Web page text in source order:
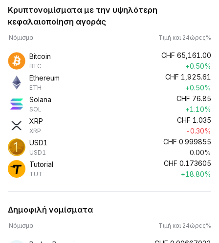
Κρυπτονομίσματα με την υψηλότερη
κεφαλαιοποίηση αγοράς
Νόμισμα Τιμή και 24ώρες%
Bitcoin
BTC
CHF 65,161.00
+0.50%
Ethereum
ETH
CHF 1,925.61
+0.50%
Solana
SOL
CHF 76.85
+1.10%
XRP
XRP
CHF 1.035
-0.30%
USD1
USD1
CHF 0.999855
0.00%
Tutorial
TUT
CHF 0.173605
+18.80%
Δημοφιλή νομίσματα
Νόμισμα Τιμή και 24ώρες%